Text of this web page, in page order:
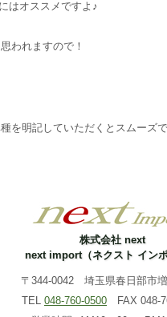
はオススメですよ♪
われますので！
を明記していただくとスムーズ
株式会社 next
next import（ネクスト イン
〒344-0042 埼玉県春日部市
TEL 048-760-0500 FAX 048-